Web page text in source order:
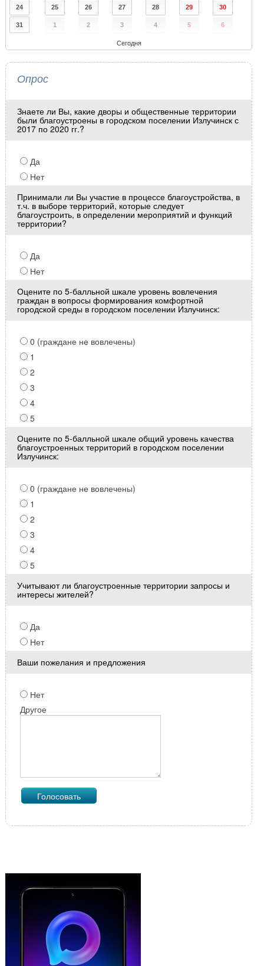
24 25 26 27 28 29 30
31 1 2 3 4 5 6
Сегодня
Опрос
Знаете ли Вы, какие дворы и общественные территории
были благоустроены в городском поселении Излучинск с
2017 по 2020 гг.?
Да
Нет
Принимали ли Вы участие в процессе благоустройства, в
т.ч. в выборе территорий, которые следует
благоустроить, в определении мероприятий и функций
территории?
Да
Нет
Оцените по 5-балльной шкале уровень вовлечения
граждан в вопросы формирования комфортной
городской среды в городском поселении Излучинск:
0 (граждане не вовлечены)
1
2
3
4
5
Оцените по 5-балльной шкале общий уровень качества
благоустроенных территорий в городском поселении
Излучинск:
0 (граждане не вовлечены)
1
2
3
4
5
Учитывают ли благоустроенные территории запросы и
интересы жителей?
Да
Нет
Ваши пожелания и предложения
Нет
Другое